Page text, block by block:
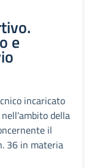
e
incaricato
della
il
36 in materia